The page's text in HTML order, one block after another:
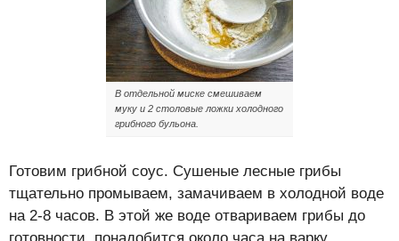
В отдельной миске смешиваем
муку и 2 столовые ложки холодного
грибного бульона.
Готовим грибной соус. Сушеные лесные грибы
тщательно промываем, замачиваем в холодной воде
на 2-8 часов. В этой же воде отвариваем грибы до